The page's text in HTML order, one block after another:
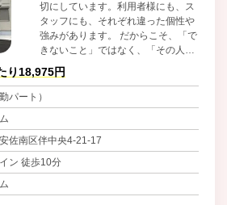
切にしています。利用者様にも、ス
タッフにも、それぞれ違った個性や
強みがあります。 だからこそ、「で
きないこと」ではなく、「その人ら
しさ」や「できること」に目を向け
た支援を大切にしています。住み慣
れた地域で、その人らしく安心して
暮らしていけるように。 一人ひとり
たい方をお待ちしています。
り18,975円
パート）
佐南区伴中央4-21-17
ン 徒歩10分